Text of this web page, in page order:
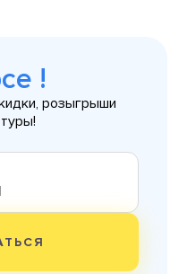
!
розыгрыши